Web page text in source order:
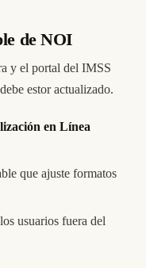
de NOI
y el portal del IMSS
estor actualizado.
en Línea
que ajuste formatos
usuarios fuera del